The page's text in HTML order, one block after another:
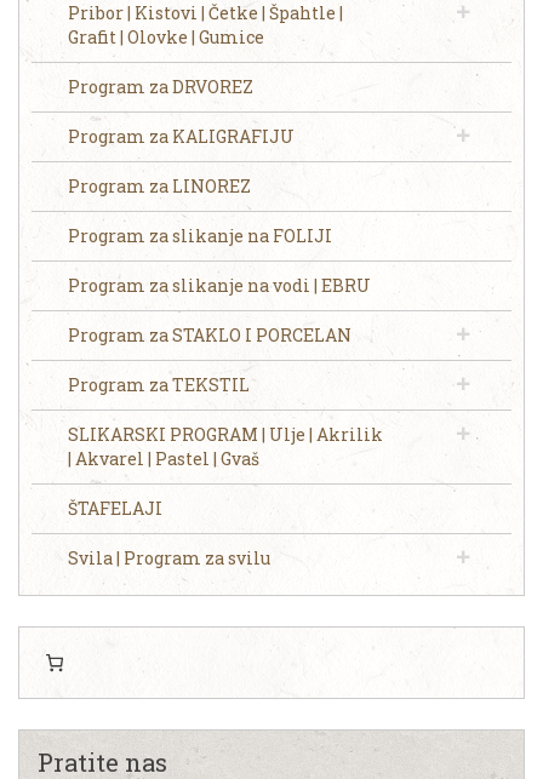
Pribor | Kistovi | Četke | Špahtle |
Grafit | Olovke | Gumice
Program za DRVOREZ
Program za KALIGRAFIJU
Program za LINOREZ
Program za slikanje na FOLIJI
Program za slikanje na vodi | EBRU
Program za STAKLO I PORCELAN
Program za TEKSTIL
SLIKARSKI PROGRAM | Ulje | Akrilik
| Akvarel | Pastel | Gvaš
ŠTAFELAJI
Svila | Program za svilu
Pratite nas